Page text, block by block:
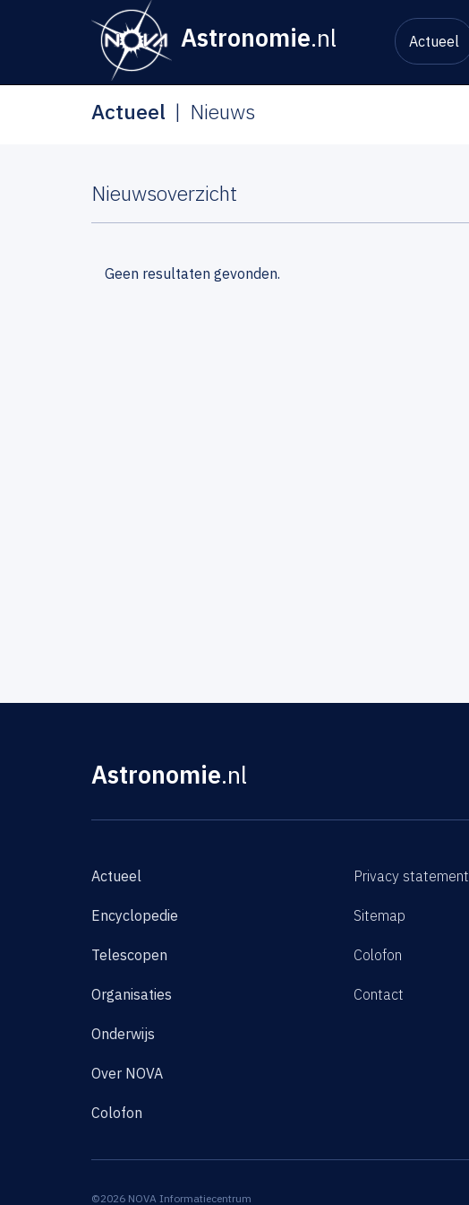
Astronomie.nl Actueel
Actueel Nieuws
Nieuwsoverzicht
Geen resultaten gevonden.
Astronomie.nl
Actueel
Encyclopedie
Telescopen
Organisaties
Onderwijs
Over NOVA
Colofon
Privacy statement
Sitemap
Colofon
Contact
©2026 NOVA Informatiecentrum